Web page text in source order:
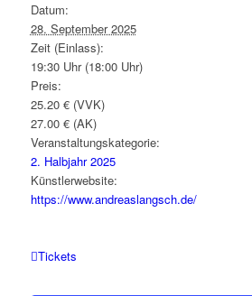
Datum:
28. September 2025
Zeit (Einlass):
19:30 Uhr (18:00 Uhr)
Preis:
25.20 € (VVK)
27.00 € (AK)
Veranstaltungskategorie:
2. Halbjahr 2025
Künstlerwebsite:
https://www.andreaslangsch.de/
Tickets